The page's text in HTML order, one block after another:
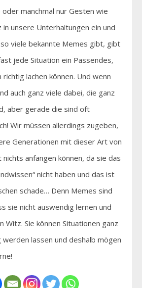
oder manchmal nur Gesten wie
in unsere Unterhaltungen ein und
viele bekannte Memes gibt, gibt
jede Situation ein Passendes,
lachen können. Und wenn
auch ganz viele dabei, die ganz
aber gerade die sind oft
Wir müssen allerdings zugeben,
Generationen mit dieser Art von
anfangen können, da sie das
nicht haben und das ist
schade… Denn Memes sind
sie nicht auswendig lernen und
Witz. Sie können Situationen ganz
werden lassen und deshalb mögen